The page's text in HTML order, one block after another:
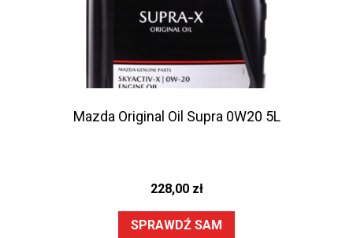
Mazda Original Oil Supra 0W20 5L
228,00 zł
SPRAWDŹ SAM